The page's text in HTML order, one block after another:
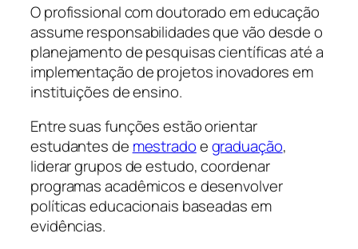
O profissional com doutorado em educação
assume responsabilidades que vão desde o
planejamento de pesquisas científicas até a
implementação de projetos inovadores em
instituições de ensino.
Entre suas funções estão orientar
estudantes de mestradoegraduação,
liderar grupos de estudo, coordenar
programas acadêmicos e desenvolver
políticas educacionais baseadas em
evidências.